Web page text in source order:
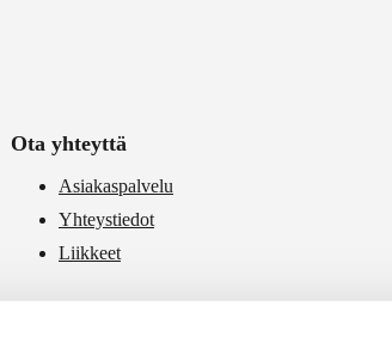
Ota yhteyttä
Asiakaspalvelu
Yhteystiedot
Liikkeet